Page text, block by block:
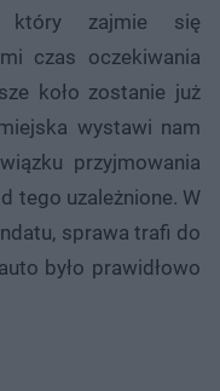
który zajmie się
czas oczekiwania
koło zostanie już
wystawi nam
przyjmowania
tego uzależnione. W
sprawa trafi do
było prawidłowo